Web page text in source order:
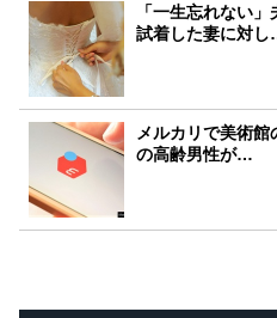
「一生忘れない
試着した妻に対
メルカリで美術
の高齢男性が…